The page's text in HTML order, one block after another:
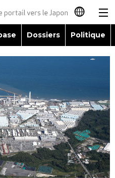
日本語
繁體字
Español
العربية
Dossiers Politique